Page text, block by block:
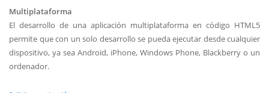
Multiplataforma
El desarrollo de una aplicación multiplataforma en código HTML5
permite que con un solo desarrollo se pueda ejecutar desde cualquier
dispositivo, ya sea Android, iPhone, Windows Phone, Blackberry o un
ordenador.